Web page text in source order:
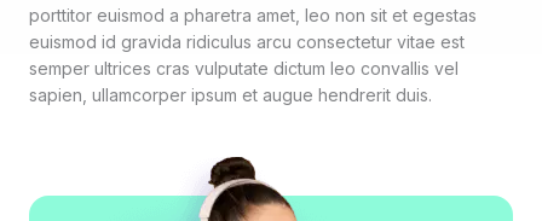
porttitor euismod a pharetra amet, leo non sit et egestas
euismod id gravida ridiculus arcu consectetur vitae est
semper ultrices cras vulputate dictum leo convallis vel
sapien, ullamcorper ipsum et augue hendrerit duis.